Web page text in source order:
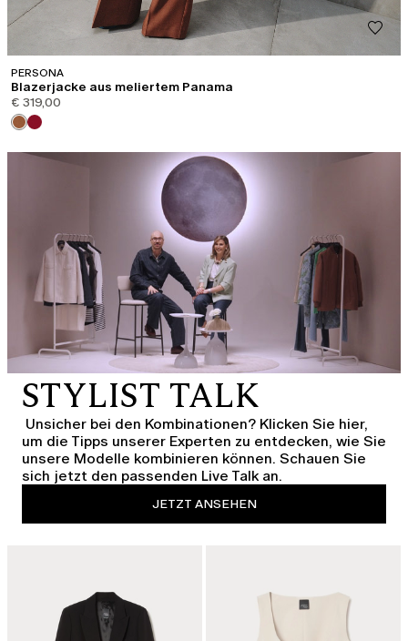
STYLIST TALK
Unsicher bei den Kombinationen? Klicken Sie hier,
um die Tipps unserer Experten zu entdecken, wie Sie
unsere Modelle kombinieren können. Schauen Sie
sich jetzt den passenden Live Talk an.
JETZT ANSEHEN
PERSONA
Blazerjacke aus meliertem Panama
€ 319,00